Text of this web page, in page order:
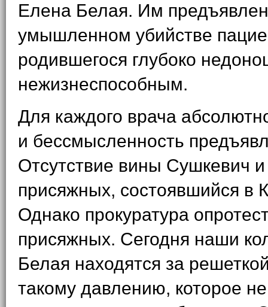
Елена Белая. Им
умышленном убийстве
родившегося глубоко
нежизнеспособным.
Для каждого врача
и бессмысленность
Отсутствие вины Сушкевич
присяжных, состоявшийся в
Однако прокуратура
присяжных. Сегодня наши
Белая находятся за
такому давлению, которое